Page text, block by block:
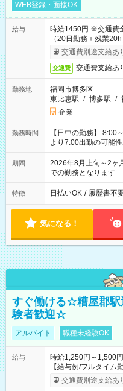
WEB登録・面接OK
給与
時給1450円 ※交通費
（20日勤務＋残業20h
交通費別途支給あ
交通費 交通費支給あ
勤務地
福岡市博多区
東比恵駅 / 博多駅 /
企業
勤務時間
【日中の勤務】
より7:00出勤の可能性
期間
2026年8月上旬～2ヶ
での勤務となります
特徴 日払いOK / 履歴書不
気になる！
すぐ働ける☆糟屋郡
験者歓迎☆
アルバイト 職種未経験OK
給与
時給1,250円～1,500円
【給与例/フルタイム
値）=183,750円 別途
支給、 フルタイムの募集になりますが、働く日数や時間につい
交通費別途支給あ